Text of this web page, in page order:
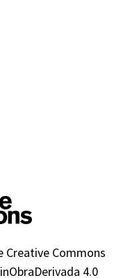
Creative Commons
4.0